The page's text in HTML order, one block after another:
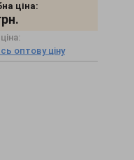
ціна:
оптову ціну